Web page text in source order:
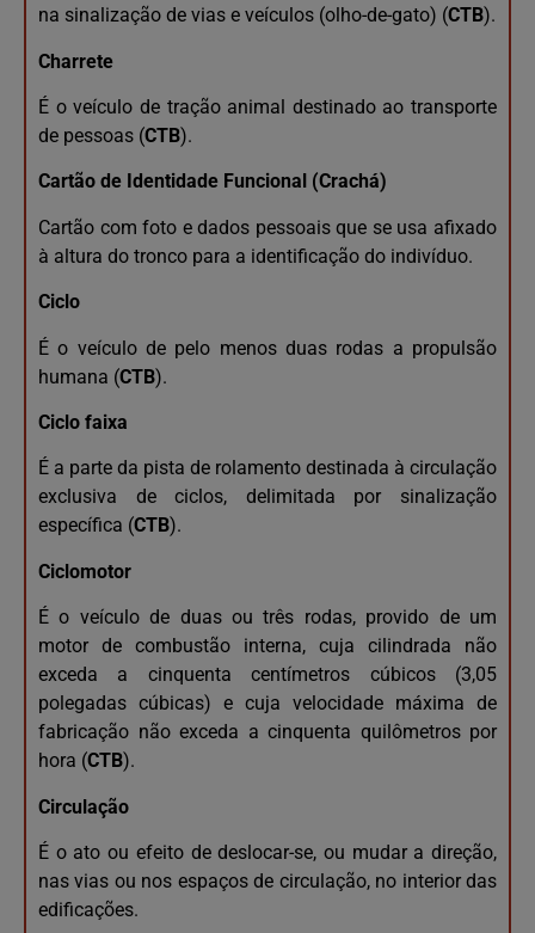
na sinalização de vias e veículos (olho-de-gato) (CTB).
Charrete
É o veículo de tração animal destinado ao transporte
de pessoas (CTB).
Cartão de Identidade Funcional (Crachá)
Cartão com foto e dados pessoais que se usa afixado
à altura do tronco para a identificação do indivíduo.
Ciclo
É o veículo de pelo menos duas rodas a propulsão
humana (CTB).
Ciclo faixa
É a parte da pista de rolamento destinada à circulação
exclusiva de ciclos, delimitada por sinalização
específica (CTB).
Ciclomotor
É o veículo de duas ou três rodas, provido de um
motor de combustão interna, cuja cilindrada não
exceda a cinquenta centímetros cúbicos (3,05
polegadas cúbicas) e cuja velocidade máxima de
fabricação não exceda a cinquenta quilômetros por
hora (CTB).
Circulação
É o ato ou efeito de deslocar-se, ou mudar a direção,
nas vias ou nos espaços de circulação, no interior das
edificações.